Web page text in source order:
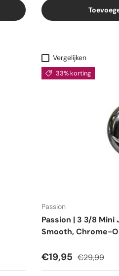
Vergelijken
33% korting
Passion
Passion | 3 3/8 Mini
Smooth, Chrome-
€19,95 €29,99